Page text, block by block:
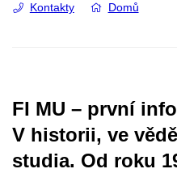
Kontakty Domů
FI MU – první
V historii, ve
studia. Od roku